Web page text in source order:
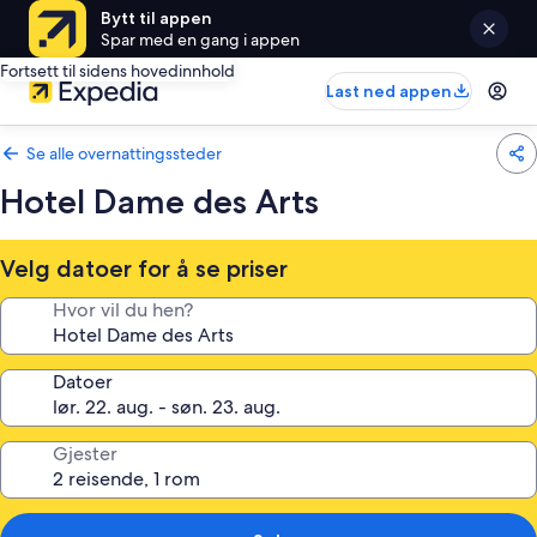
Bytt til appen
Spar med en gang i appen
Fortsett til sidens hovedinnhold
Last ned appen
Se alle overnattingssteder
Hotel Dame des Arts
Velg datoer for å se priser
Hvor vil du hen?
Datoer
Gjester